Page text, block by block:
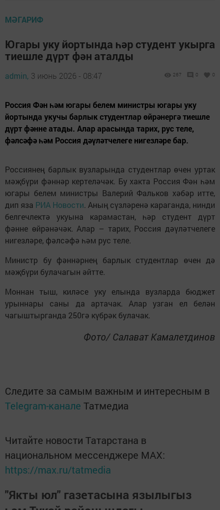
МӘГАРИФ
Югары уку йортында һәр студент укырга
тиешле дүрт фән аталды
admin, 3 июнь 2026 - 08:47 267 0 0
Россия Фән һәм югары белем министры югары уку
йортында укучы барлык студентлар өйрәнергә тиешле
дүрт фәнне атады. Алар арасында тарих, рус теле,
фәлсәфә һәм Россия дәүләтчелеге нигезләре бар.
Россиянең барлык вузларында студентлар өчен уртак
мәҗбүри фәннәр кертеләчәк. Бу хакта Россия Фән һәм
югары белем министры Валерий Фальков хәбәр итте,
дип яза РИА Новости. Аның сүзләренә караганда, нинди
белгечлектә укуына карамастан, һәр студент дүрт
фәнне өйрәнәчәк. Алар – тарих, Россия дәүләтчелеге
нигезләре, фәлсәфә һәм рус теле.
Министр бу фәннәрнең барлык студентлар өчен дә
мәҗбүри булачагын әйтте.
Моннан тыш, киләсе уку елында вузларда бюджет
урыннары саны да артачак. Алар узган ел белән
чагыштырганда 250гә күбрәк булачак.
Фото/ Салават Камалетдинов
Следите за самым важным и интересным в
Telegram-канале Татмедиа
Читайте новости Татарстана в
национальном мессенджере MАХ:
https://max.ru/tatmedia
"Якты юл" газетасына язылыгыз